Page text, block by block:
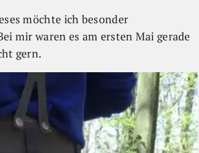
möchte ich besonder
mir waren es am ersten Mai gerade
gern.